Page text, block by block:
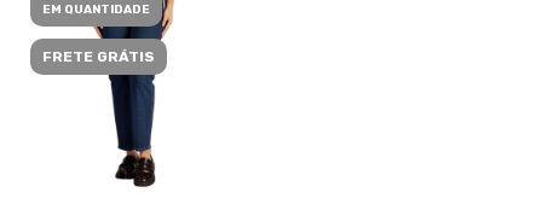
EM QUANTIDADE
FRETE GRÁTIS